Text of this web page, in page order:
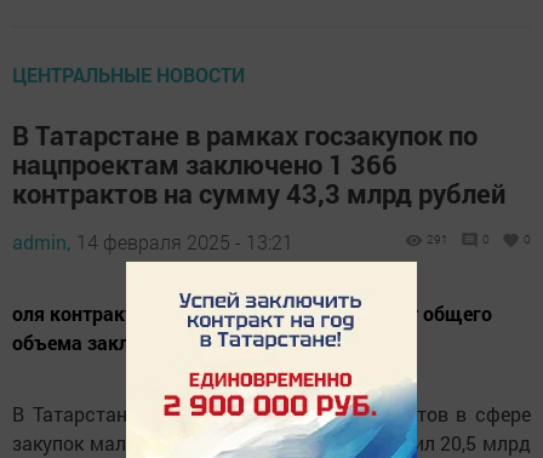
ЦЕНТРАЛЬНЫЕ НОВОСТИ
В Татарстане в рамках госзакупок по
нацпроектам заключено 1 366
контрактов на сумму 43,3 млрд рублей
admin, 14 февраля 2025 - 13:21 291 0 0
оля контрактов с СМП возросла до 43,1% от общего
объема заключенных контрактов.
В Татарстане объем заключённых контрактов в сфере
закупок малого объема за 2024 год составил 20,5 млрд